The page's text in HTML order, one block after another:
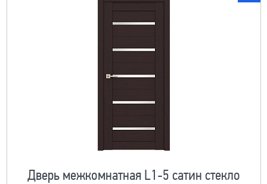
Дверь межкомнатная L1-5 сатин стекло